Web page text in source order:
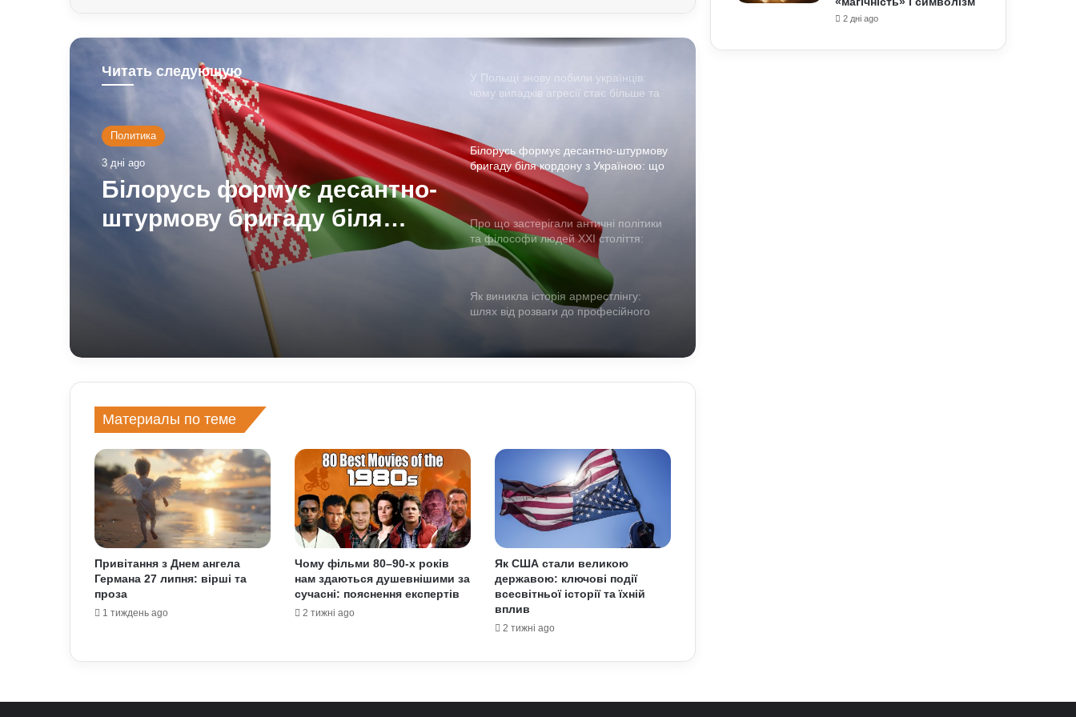
Читать следующую
Политика
3 дні ago
Білорусь формує десантно-
штурмову бригаду біля
кордону з Україною: що
доповів Ільюкевич
функціональність держави
У Польщі знову побили українців:
чому випадків агресії стає більше та
Білорусь формує десантно-штурмову
бригаду біля кордону з Україною: що
доповів Ільюкевич
Про що застерігали античні політики
та філософи людей XXI століття:
уроки для нашого покоління
Як виникла історія армрестлінгу:
шлях від розваги до професійного
стало відомо, чи є загроза здоров’ю
ультиматум щодо вступу в ЄС та
Бандери: подробиці
Цікаві й маловідомі факти про
картоплю: користь, історія та
несподівані властивості
Як винайшли перший комп’ютер:
історія технології та її вплив на світ
У Зеленського нова пропозиція для
Материалы по теме
Привітання з Днем ангела
Германа 27 липня: вірші та
проза
1 тиждень ago
Чому фільми 80–90-х років
нам здаються душевнішими за
сучасні: пояснення експертів
2 тижні ago
Як США стали великою
державою: ключові події
всесвітньої історії та їхній
вплив
2 тижні ago
2 дні ago